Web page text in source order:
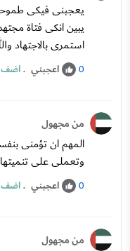
يعجبنى فيكى
يبين انكى فتاة
استمرى بالاجتهاد
0 اعجبني .اضف
من مجهول
المهم ان تؤمنى
وتعملى على تنميتها
0 اعجبني .اضف
من مجهول